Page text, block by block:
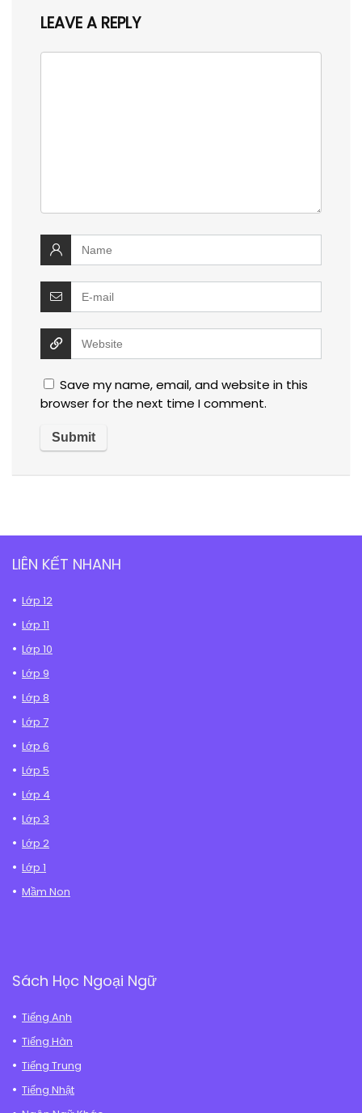
LEAVE A REPLY
Save my name, email, and website in this
browser for the next time I comment.
LIÊN KẾT NHANH
Lớp 12
Lớp 11
Lớp 10
Lớp 9
Lớp 8
Lớp 7
Lớp 6
Lớp 5
Lớp 4
Lớp 3
Lớp 2
Lớp 1
Mầm Non
Sách Học Ngoại Ngữ
Tiếng Anh
Tiếng Hàn
Tiếng Trung
Tiếng Nhật